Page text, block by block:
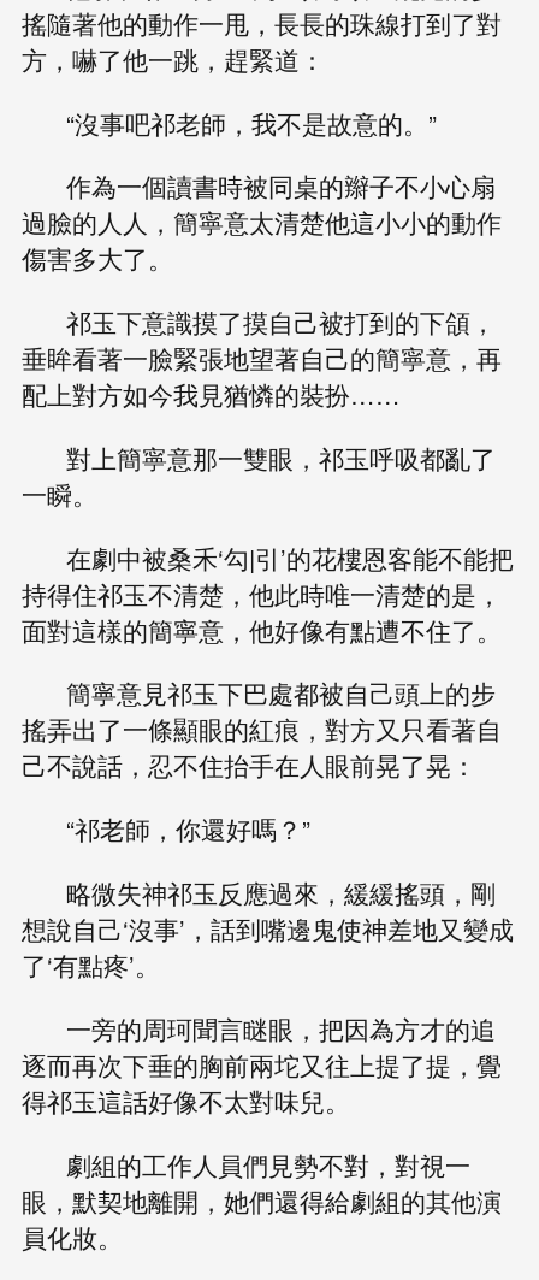
搖隨著他的動作一甩，長長的珠線打到了對
方，嚇了他一跳，趕緊道：
“沒事吧祁老師，我不是故意的。”
作為一個讀書時被同桌的辮子不小心扇
過臉的人人，簡寧意太清楚他這小小的動作
傷害多大了。
祁玉下意識摸了摸自己被打到的下頜，
垂眸看著一臉緊張地望著自己的簡寧意，再
配上對方如今我見猶憐的裝扮……
對上簡寧意那一雙眼，祁玉呼吸都亂了
一瞬。
在劇中被桑禾‘勾|引’的花樓恩客能不能把
持得住祁玉不清楚，他此時唯一清楚的是，
面對這樣的簡寧意，他好像有點遭不住了。
簡寧意見祁玉下巴處都被自己頭上的步
搖弄出了一條顯眼的紅痕，對方又只看著自
己不說話，忍不住抬手在人眼前晃了晃：
“祁老師，你還好嗎？”
略微失神祁玉反應過來，緩緩搖頭，剛
想說自己‘沒事’，話到嘴邊鬼使神差地又變成
了‘有點疼’。
一旁的周珂聞言瞇眼，把因為方才的追
逐而再次下垂的胸前兩坨又往上提了提，覺
得祁玉這話好像不太對味兒。
劇組的工作人員們見勢不對，對視一
眼，默契地離開，她們還得給劇組的其他演
員化妝。